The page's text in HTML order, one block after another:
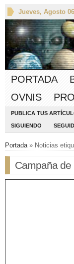
Jueves, Agosto
PORTADA
OVNIS
PUBLICA TUS
SIGUIENDO
Portada » Noticias
Campaña de